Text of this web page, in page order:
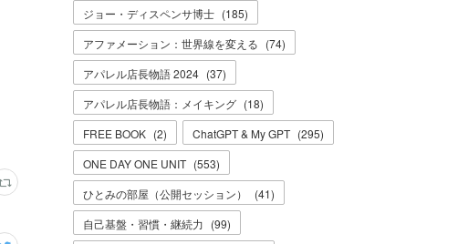
ジョー・ディスペンサ博士 (185)
アファメーション：世界線を変える (74)
アパレル店長物語 2024 (37)
アパレル店長物語：メイキング (18)
FREE BOOK (2) ChatGPT & My GPT (295)
ONE DAY ONE UNIT (553)
ひとみの部屋（公開セッション）
(41)
自己基盤・習慣・継続力 (99)